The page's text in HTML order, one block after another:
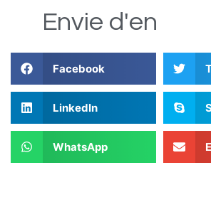
Envie d'en
Facebook
LinkedIn
WhatsApp